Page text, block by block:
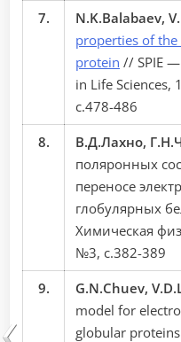
7.
N.K.Balabaev,
properties of
protein // SPIЕ —
in Life Sciences,
с.478-486
8.
В.Д.Лахно,
поляронных
переносе
глобулярных
Химическая
№3, с.382-389
9.
G.N.Chuev,
model for
globular